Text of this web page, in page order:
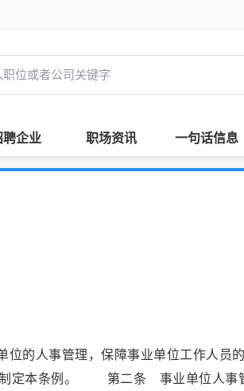
聘企业 职场资讯 一句话信息
管理，保障事业单位工作人员的
制定本条例。 第二条 事业单位人事